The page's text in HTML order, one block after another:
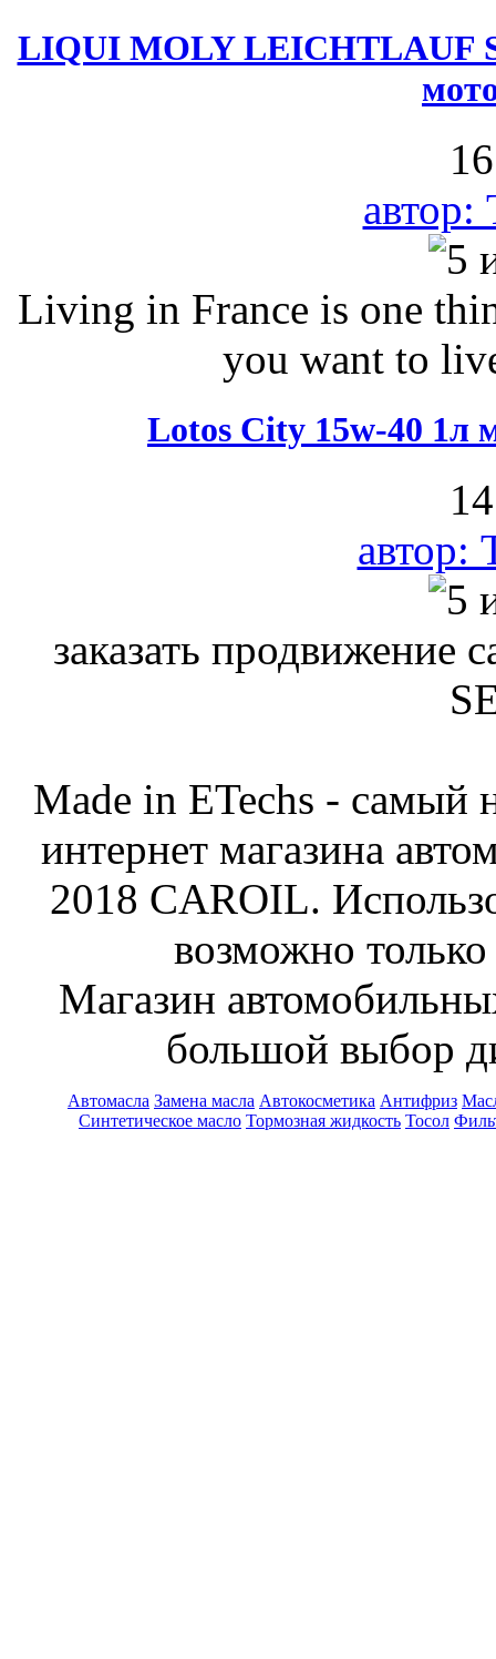
LIQUI MOLY LEICHTLAUF
автор:
Living in France is one
you want to
Lotos City 15w-40 1л
автор:
заказать продвижение
Made in ETechs - самый
интернет магазина
2018 CAROIL.
возможно
Магазин
большой выбор
Автомасла Замена масла Автокосметика Антифриз
Синтетическое масло Тормозная жидкость Тосол